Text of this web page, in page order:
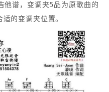
他谱，变调夹5品为原歌曲的
的变调夹位置。